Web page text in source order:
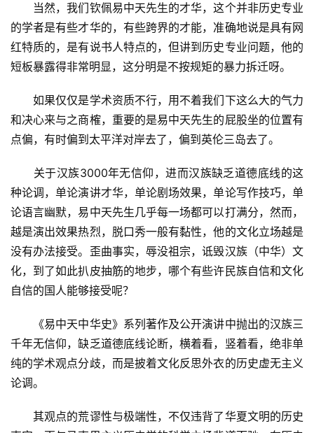
当然，我们钦佩易中天先生的才华，这个并非历史专业
的学者是有些才华的，有些跨界的才能，准确地说是具有网
红特质的，是有说书人特点的，但讲到历史专业问题，他的
短板暴露得非常明显，这分明是不按规矩的暴力拆迁呀。
如果仅仅是学术资质不行，用不着我们下这么大的气力
和决心来与之商榷，重要的是易中天先生的屁股坐的位置有
点偏，有时偏到太平洋对岸去了，偏到英伦三岛去了。
关于汉族3000年无信仰，进而汉族缺乏道德底线的这
种论调，单论演讲才华，单论剧场效果，单论写作技巧，单
论语言幽默，易中天先生几乎每一场都可以打满分，然而，
越是演出效果热烈，脱口秀一般有黏性，他的文化立场越是
没有办法接受。歪曲事实，辱没祖宗，诋毁汉族（中华）文
化，到了如此扒皮抽筋的地步，哪个有些许民族自信和文化
自信的国人能够接受呢？
《易中天中华史》系列著作及公开演讲中抛出的汉族三
千年无信仰，缺乏道德底线论断，横着看，竖着看，绝非单
纯的学术观点分歧，而是披着文化反思外衣的历史虚无主义
论调。
其观点的荒谬性与极端性，不仅违背了华夏文明的历史